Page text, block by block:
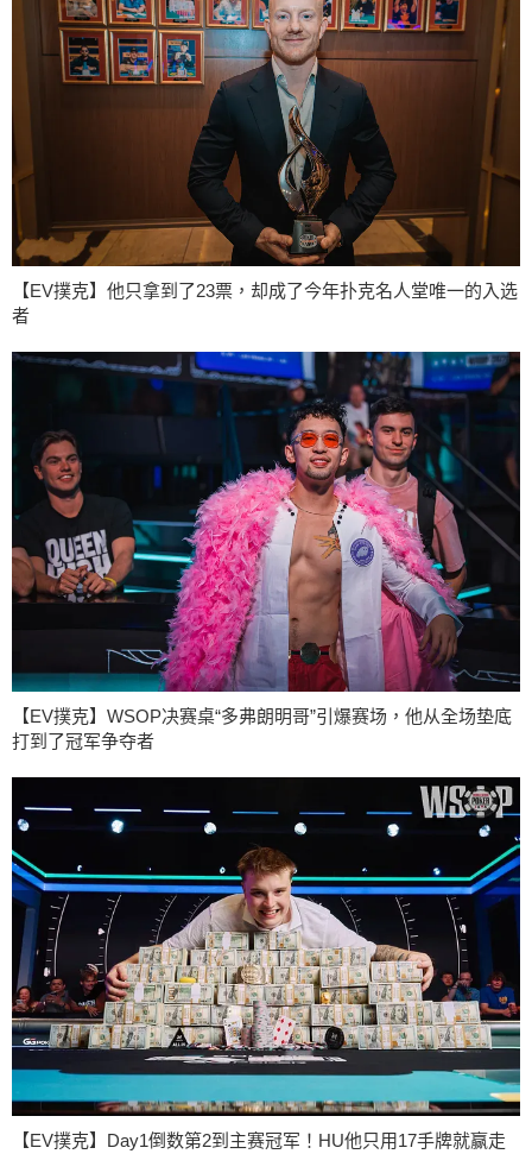
【EV撲克】他只拿到了23票，却成了今年扑克名人堂唯一的入选
者
【EV撲克】WSOP决赛桌“多弗朗明哥”引爆赛场，他从全场垫底
打到了冠军争夺者
【EV撲克】Day1倒数第2到主赛冠军！HU他只用17手牌就赢走